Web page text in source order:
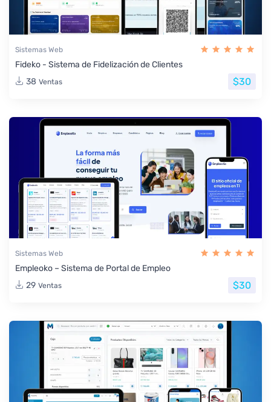
Sistemas Web
Fideko - Sistema de Fidelización de Clientes
38 Ventas $30
Sistemas Web
Empleoko – Sistema de Portal de Empleo
29 Ventas $30